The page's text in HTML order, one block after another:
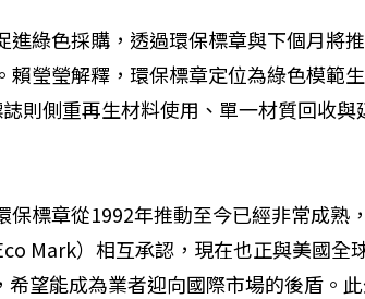
進綠色採購，透過環保標章與下個月將
瑩瑩解釋，環保標章定位為綠色模範
則側重再生材料使用、單一材質回收與
標章從1992年推動至今已經非常成熟
Mark）相互承認，現在也正與美國全
望能成為業者迎向國際市場的後盾。